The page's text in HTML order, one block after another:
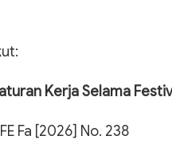
Kerja Selama
Fa [2026] No. 238